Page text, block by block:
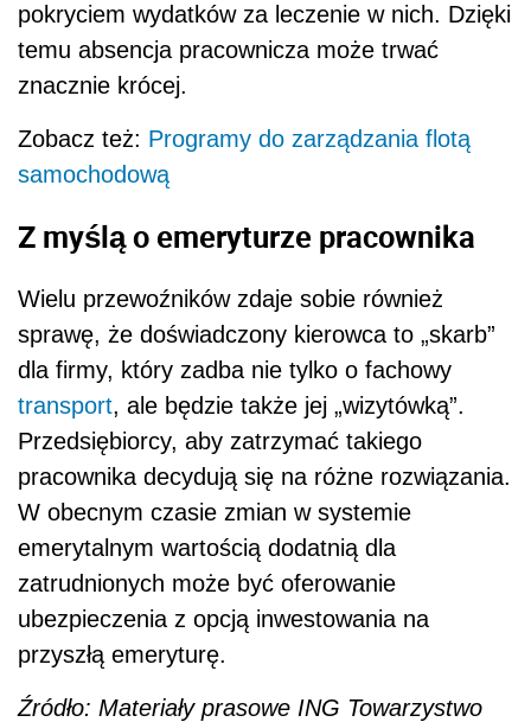
pokryciem wydatków za leczenie w nich. Dzięki
temu absencja pracownicza może trwać
znacznie krócej.
Zobacz też: Programy do zarządzania flotą
samochodową
Z myślą o emeryturze pracownika
Wielu przewoźników zdaje sobie również
sprawę, że doświadczony kierowca to „skarb”
dla firmy, który zadba nie tylko o fachowy
transport, ale będzie także jej „wizytówką”.
Przedsiębiorcy, aby zatrzymać takiego
pracownika decydują się na różne rozwiązania.
W obecnym czasie zmian w systemie
emerytalnym wartością dodatnią dla
zatrudnionych może być oferowanie
ubezpieczenia z opcją inwestowania na
przyszłą emeryturę.
Źródło: Materiały prasowe ING Towarzystwo